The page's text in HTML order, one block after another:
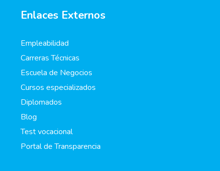
Enlaces Externos
Empleabilidad
Carreras Técnicas
Escuela de Negocios
Cursos especializados
Diplomados
Blog
Test vocacional
Portal de Transparencia